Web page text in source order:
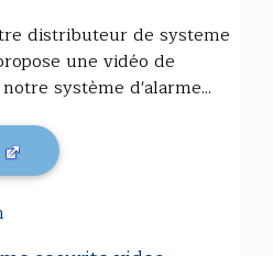
distributeur de systeme
une vidéo de
système d'alarme...